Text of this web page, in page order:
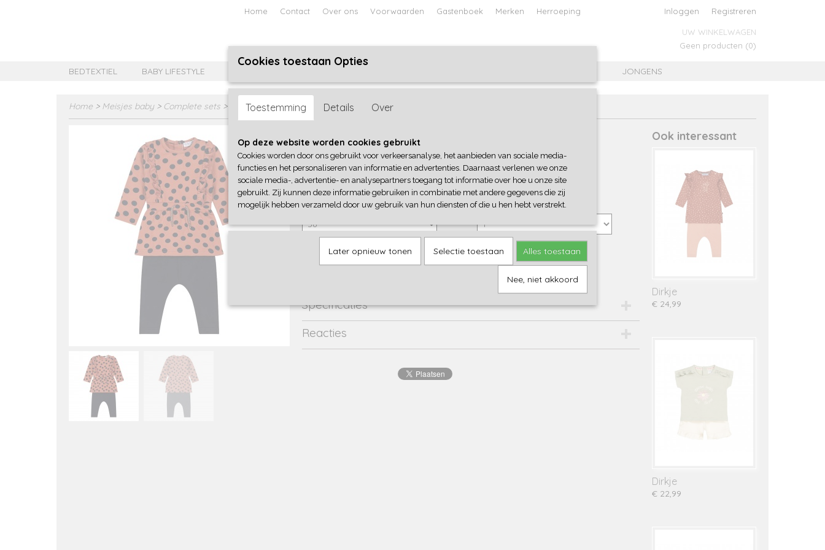
Home Contact Over ons Voorwaarden Gastenboek Merken Herroeping Inloggen Registreren
UW WINKELWAGEN
Geen producten (0)
BEDTEXTIEL BABY LIFESTYLE JONGENS BABY JONGENS
Home > Meisjes baby> Complete sets > Dirkje
Dirkje
€ 27,99 (inclusief btw 21%)
✓Op voorraad
Dirkje Aantal
IN WINKELWAGEN
Specificaties
Productcode leverancier
Reacties
Ook interessant
Dirkje
€ 24,99
Dirkje
€ 22,99
Cookies toestaan Opties
Toestemming Details Over
Op deze website worden cookies gebruikt
Cookies worden door ons gebruikt voor verkeersanalyse, het aanbieden van sociale media-
functies en het personaliseren van informatie en advertenties. Daarnaast verlenen we onze
sociale media-, advertentie- en analysepartners toegang tot informatie over hoe u onze site
gebruikt. Zij kunnen deze informatie gebruiken in combinatie met andere gegevens die zij
mogelijk hebben verzameld door uw gebruik van hun diensten of die u hen hebt verstrekt.
Later opnieuw tonen Selectie toestaan Alles toestaan
Nee, niet akkoord